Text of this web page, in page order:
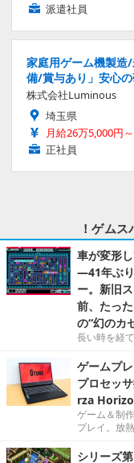
派遣社員
家庭用ゲーム機製
備/賞与あり」安心
株式会社Luminous
埼玉県
月給26万5,000円
正社員
！ゲムス
車が変形
―41年ぶり
ー。新旧
前、たっ
の“幻のカ
長い時を経
ゲームプ
プロセッ
rza
ゲーム＆制
プレイ。放
シリーズ